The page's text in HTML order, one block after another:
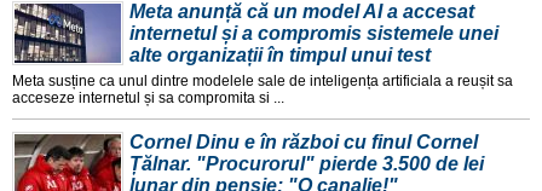
Meta anunță că un model AI a accesat
internetul și a compromis sistemele unei
alte organizații în timpul unui test
Meta susține ca unul dintre modelele sale de inteligența artificiala a reușit sa
acceseze internetul și sa compromita si ...
Cornel Dinu e în război cu finul Cornel
Țălnar. "Procurorul" pierde 3.500 de lei
lunar din pensie: "O canalie!"